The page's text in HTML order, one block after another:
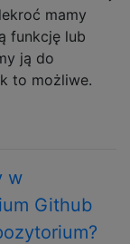
mamy
funkcję lub
ją do
to możliwe.
w
Github